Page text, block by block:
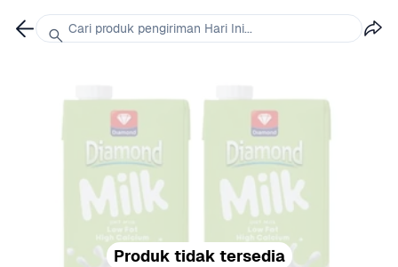
Produk tidak tersedia
Cari produk pengiriman Hari Ini...